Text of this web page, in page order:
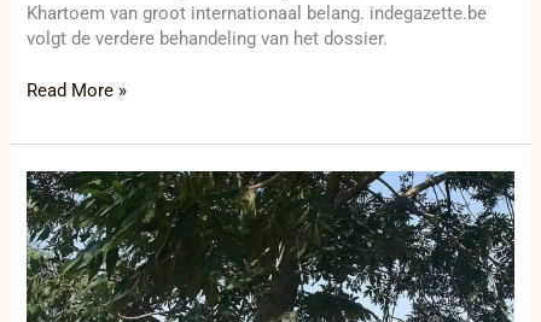
Khartoem van groot internationaal belang. indegazette.be
volgt de verdere behandeling van het dossier.
Read More »
Günther
Claes
vraagt
langetermijnplan
tegen
droogte